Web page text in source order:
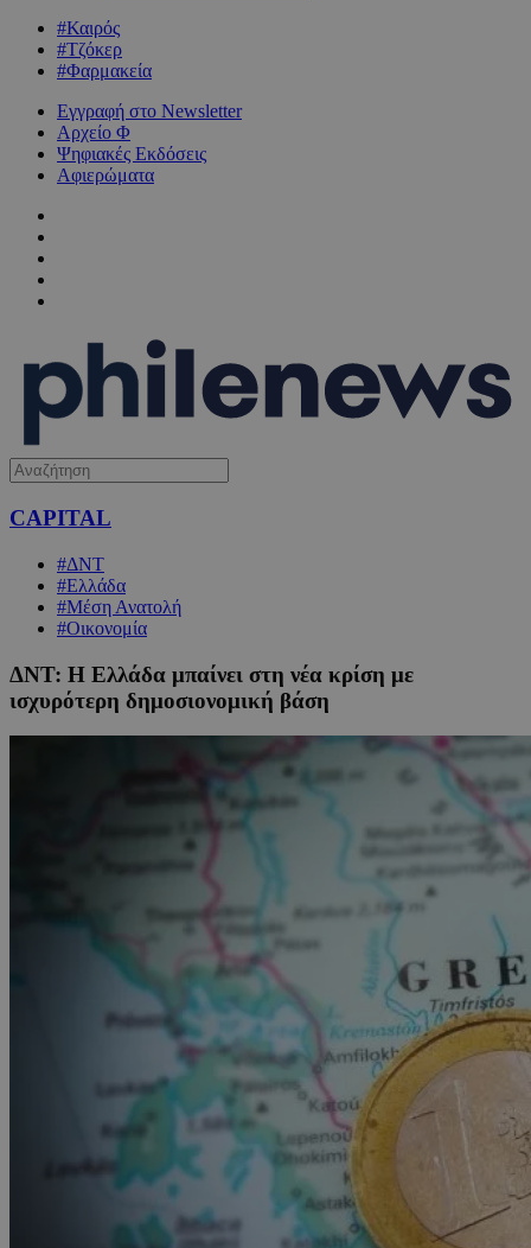
#Καιρός
#Τζόκερ
#Φαρμακεία
Εγγραφή στο Newsletter
Αρχείο Φ
Ψηφιακές Εκδόσεις
Αφιερώματα
CAPITAL
#ΔΝΤ
#Ελλάδα
#Μέση Ανατολή
#Οικονομία
ΔΝΤ: Η Ελλάδα μπαίνει στη νέα κρίση με
ισχυρότερη δημοσιονομική βάση